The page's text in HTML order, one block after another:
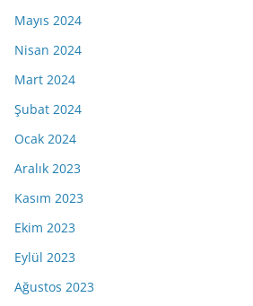
Mayıs 2024
Nisan 2024
Mart 2024
Şubat 2024
Ocak 2024
Aralık 2023
Kasım 2023
Ekim 2023
Eylül 2023
Ağustos 2023